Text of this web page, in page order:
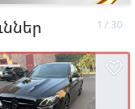
favorite_border